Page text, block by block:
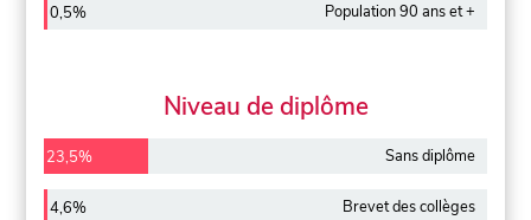
0,5% Population 90 ans et +
Niveau de diplôme
23,5% Sans diplôme
4,6% Brevet des collèges